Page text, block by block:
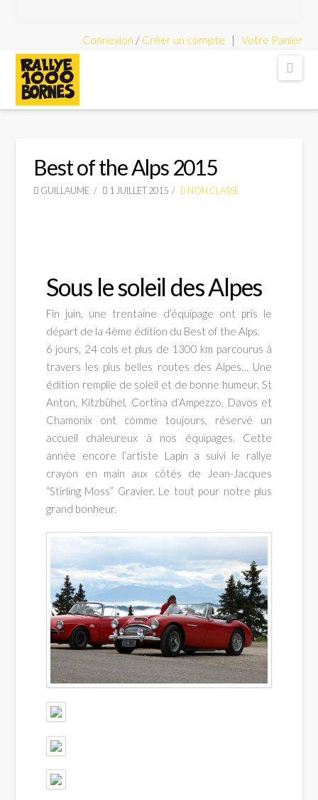
Connexion / Créer un compte | Votre Panier
Rallye
1000
Bornes
Rallye
Grand
Tourisme
pour
véhicules
historiques
de
collection
Best of the Alps 2015
GUILLAUME 1 JUILLET 2015 NON CLASSÉ
Sous le soleil des Alpes
Fin juin, une trentaine d’équipage ont pris le
départ de la 4ème édition du Best of the Alps.
6 jours, 24 cols et plus de 1300 km parcourus à
travers les plus belles routes des Alpes… Une
édition remplie de soleil et de bonne humeur. St
Anton, Kitzbühel, Cortina d’Ampezzo, Davos et
Chamonix ont comme toujours, réservé un
accueil chaleureux à nos équipages. Cette
année encore l’artiste Lapin a suivi le rallye
crayon en main aux côtés de Jean-Jacques
“Stirling Moss” Gravier. Le tout pour notre plus
grand bonheur.